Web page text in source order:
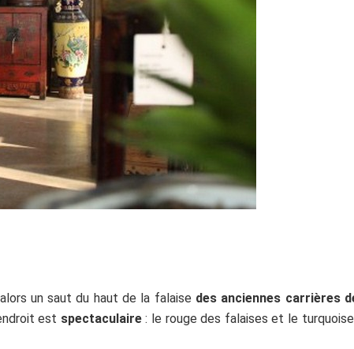
un saut du haut de la falaise des anciennes carrières
est spectaculaire: le rouge des falaises et le